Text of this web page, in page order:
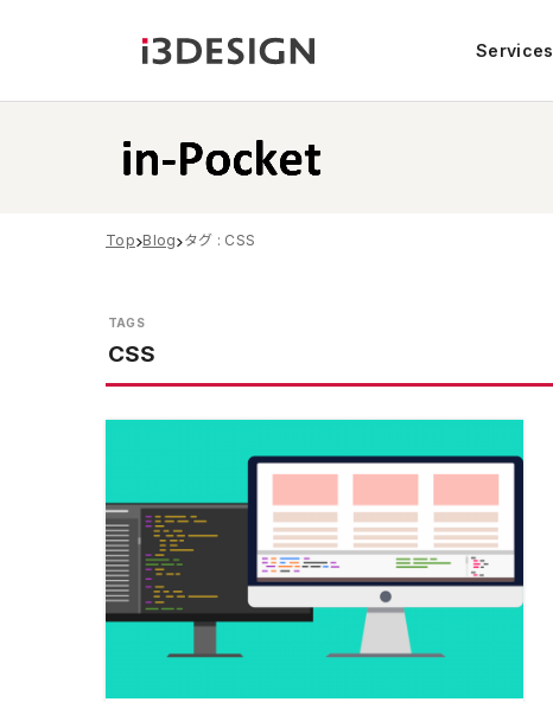
Services
Top Blog タグ : CSS
CSS